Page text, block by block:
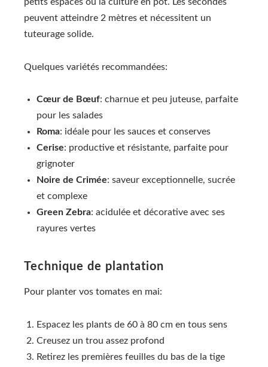
petits espaces ou la culture en pot. Les secondes
peuvent atteindre 2 mètres et nécessitent un
tuteurage solide.
Quelques variétés recommandées:
Cœur de Bœuf: charnue et peu juteuse, parfaite
pour les salades
Roma: idéale pour les sauces et conserves
Cerise: productive et résistante, parfaite pour
grignoter
Noire de Crimée: saveur exceptionnelle, sucrée
et complexe
Green Zebra: acidulée et décorative avec ses
rayures vertes
Technique de plantation
Pour planter vos tomates en mai:
Espacez les plants de 60 à 80 cm en tous sens
Creusez un trou assez profond
Retirez les premières feuilles du bas de la tige